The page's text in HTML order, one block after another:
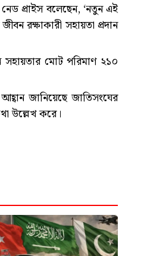
নেড প্রাইস বলেছেন, ‘নতুন এই
রক্ষাকারী সহায়তা প্রদান
মোট পরিমাণ ২১০
জানিয়েছে জাতিসংঘের
উল্লেখ করে।